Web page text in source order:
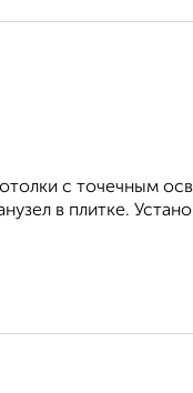
с точечным
в плитке.